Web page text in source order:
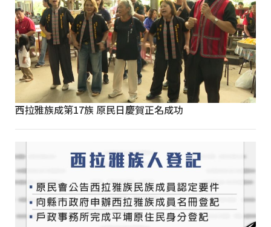
西拉雅族成第17族 原民日慶賀正名成功